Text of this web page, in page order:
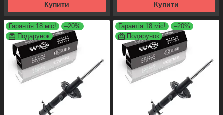
Купити Купити
Гарантія 18 міс!
–20%
Подарунок
Гарантія 18 міс!
–20%
Подарунок